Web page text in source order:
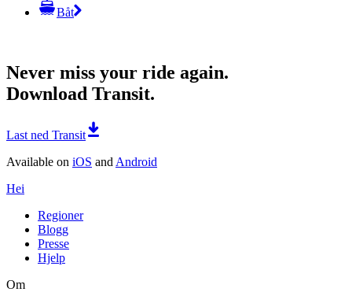
Båt
Never miss your ride again.
Download Transit.
Last ned Transit
Available on iOS and Android
Hei
Regioner
Blogg
Presse
Hjelp
Om